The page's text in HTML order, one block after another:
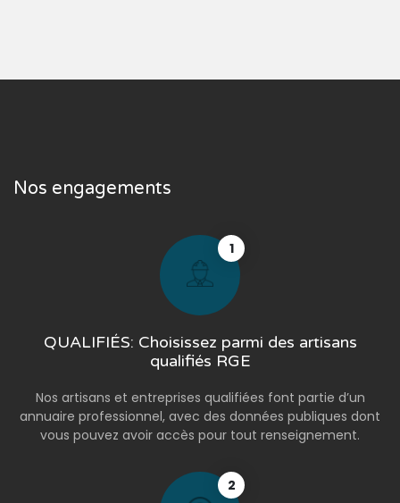
Nos engagements
1
QUALIFIÉS: Choisissez parmi des artisans
qualifiés RGE
Nos artisans et entreprises qualifiées font partie d’un
annuaire professionnel, avec des données publiques dont
vous pouvez avoir accès pour tout renseignement.
2